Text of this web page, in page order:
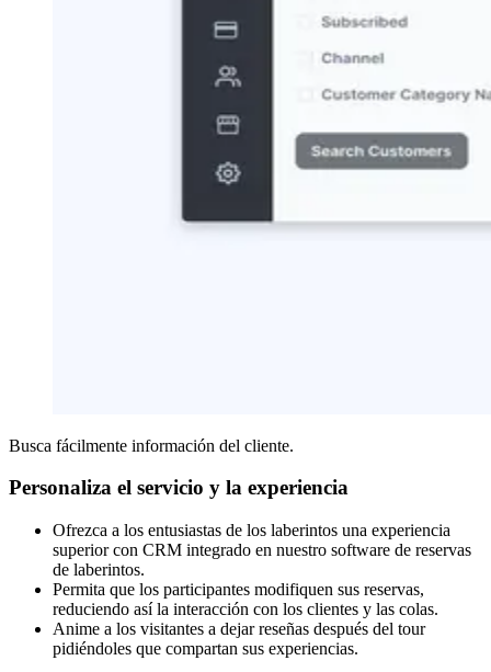
Busca fácilmente información del cliente.
Personaliza el servicio y la experiencia
Ofrezca a los entusiastas de los laberintos una experiencia
superior con CRM integrado en nuestro software de reservas
de laberintos.
Permita que los participantes modifiquen sus reservas,
reduciendo así la interacción con los clientes y las colas.
Anime a los visitantes a dejar reseñas después del tour
pidiéndoles que compartan sus experiencias.